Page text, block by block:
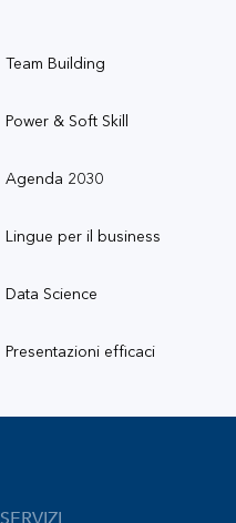
Team Building
Power & Soft Skill
Agenda 2030
Lingue per il business
Data Science
Presentazioni efficaci